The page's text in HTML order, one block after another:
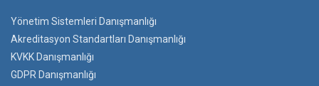
Yönetim Sistemleri Danışmanlığı
Akreditasyon Standartları Danışmanlığı
KVKK Danışmanlığı
GDPR Danışmanlığı